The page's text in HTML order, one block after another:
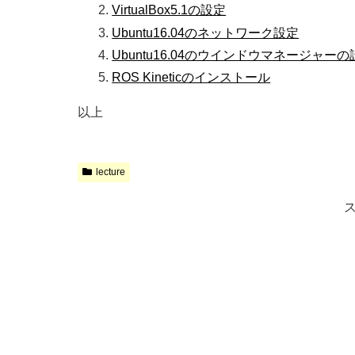
VirtualBox5.1の設定
Ubuntu16.04のネットワーク設定
Ubuntu16.04のウインドウマネージャーの
ROS Kineticのインストール
以上
lecture